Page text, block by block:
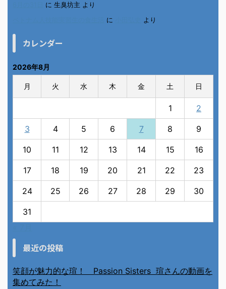
に 生臭坊主 より
に より
カレンダー
2026年8月
月 火 水 木 金 土 日
1 2
3 4 5 6 7 8 9
10 11 12 13 14 15 16
17 18 19 20 21 22 23
24 25 26 27 28 29 30
31
最近の投稿
笑顔が魅力的な瑄！ Passion Sisters 瑄さんの動画を
集めてみた！